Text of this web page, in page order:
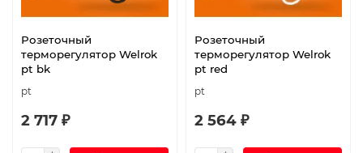
Розеточный
терморегулятор Welrok
pt bk
pt
2 717 ₽
Розеточный
терморегулятор Welrok
pt red
pt
2 564 ₽